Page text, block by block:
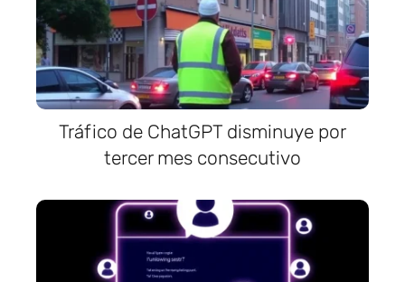
Tráfico de ChatGPT disminuye por
tercer mes consecutivo